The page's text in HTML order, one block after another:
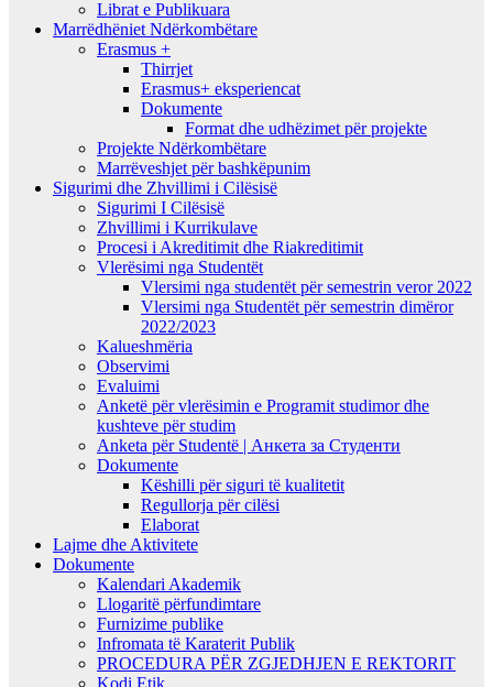
Librat e Publikuara
Marrëdhëniet Ndërkombëtare
Erasmus +
Thirrjet
Erasmus+ eksperiencat
Dokumente
Format dhe udhëzimet për projekte
Projekte Ndërkombëtare
Marrëveshjet për bashkëpunim
Sigurimi dhe Zhvillimi i Cilësisë
Sigurimi I Cilësisë
Zhvillimi i Kurrikulave
Procesi i Akreditimit dhe Riakreditimit
Vlerësimi nga Studentët
Vlersimi nga studentët për semestrin veror 2022
Vlersimi nga Studentët për semestrin dimëror
2022/2023
Kalueshmëria
Observimi
Evaluimi
Anketë për vlerësimin e Programit studimor dhe
kushteve për studim
Anketa për Studentë | Анкета за Студенти
Dokumente
Këshilli për siguri të kualitetit
Regullorja për cilësi
Elaborat
Lajme dhe Aktivitete
Dokumente
Kalendari Akademik
Llogaritë përfundimtare
Furnizime publike
Infromata të Karaterit Publik
PROCEDURA PËR ZGJEDHJEN E REKTORIT
Kodi Etik